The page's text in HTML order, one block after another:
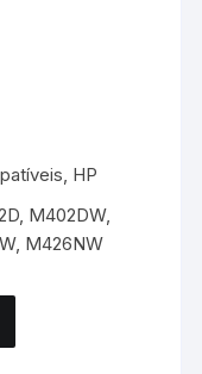
, HP
, M402DW,
, M426NW